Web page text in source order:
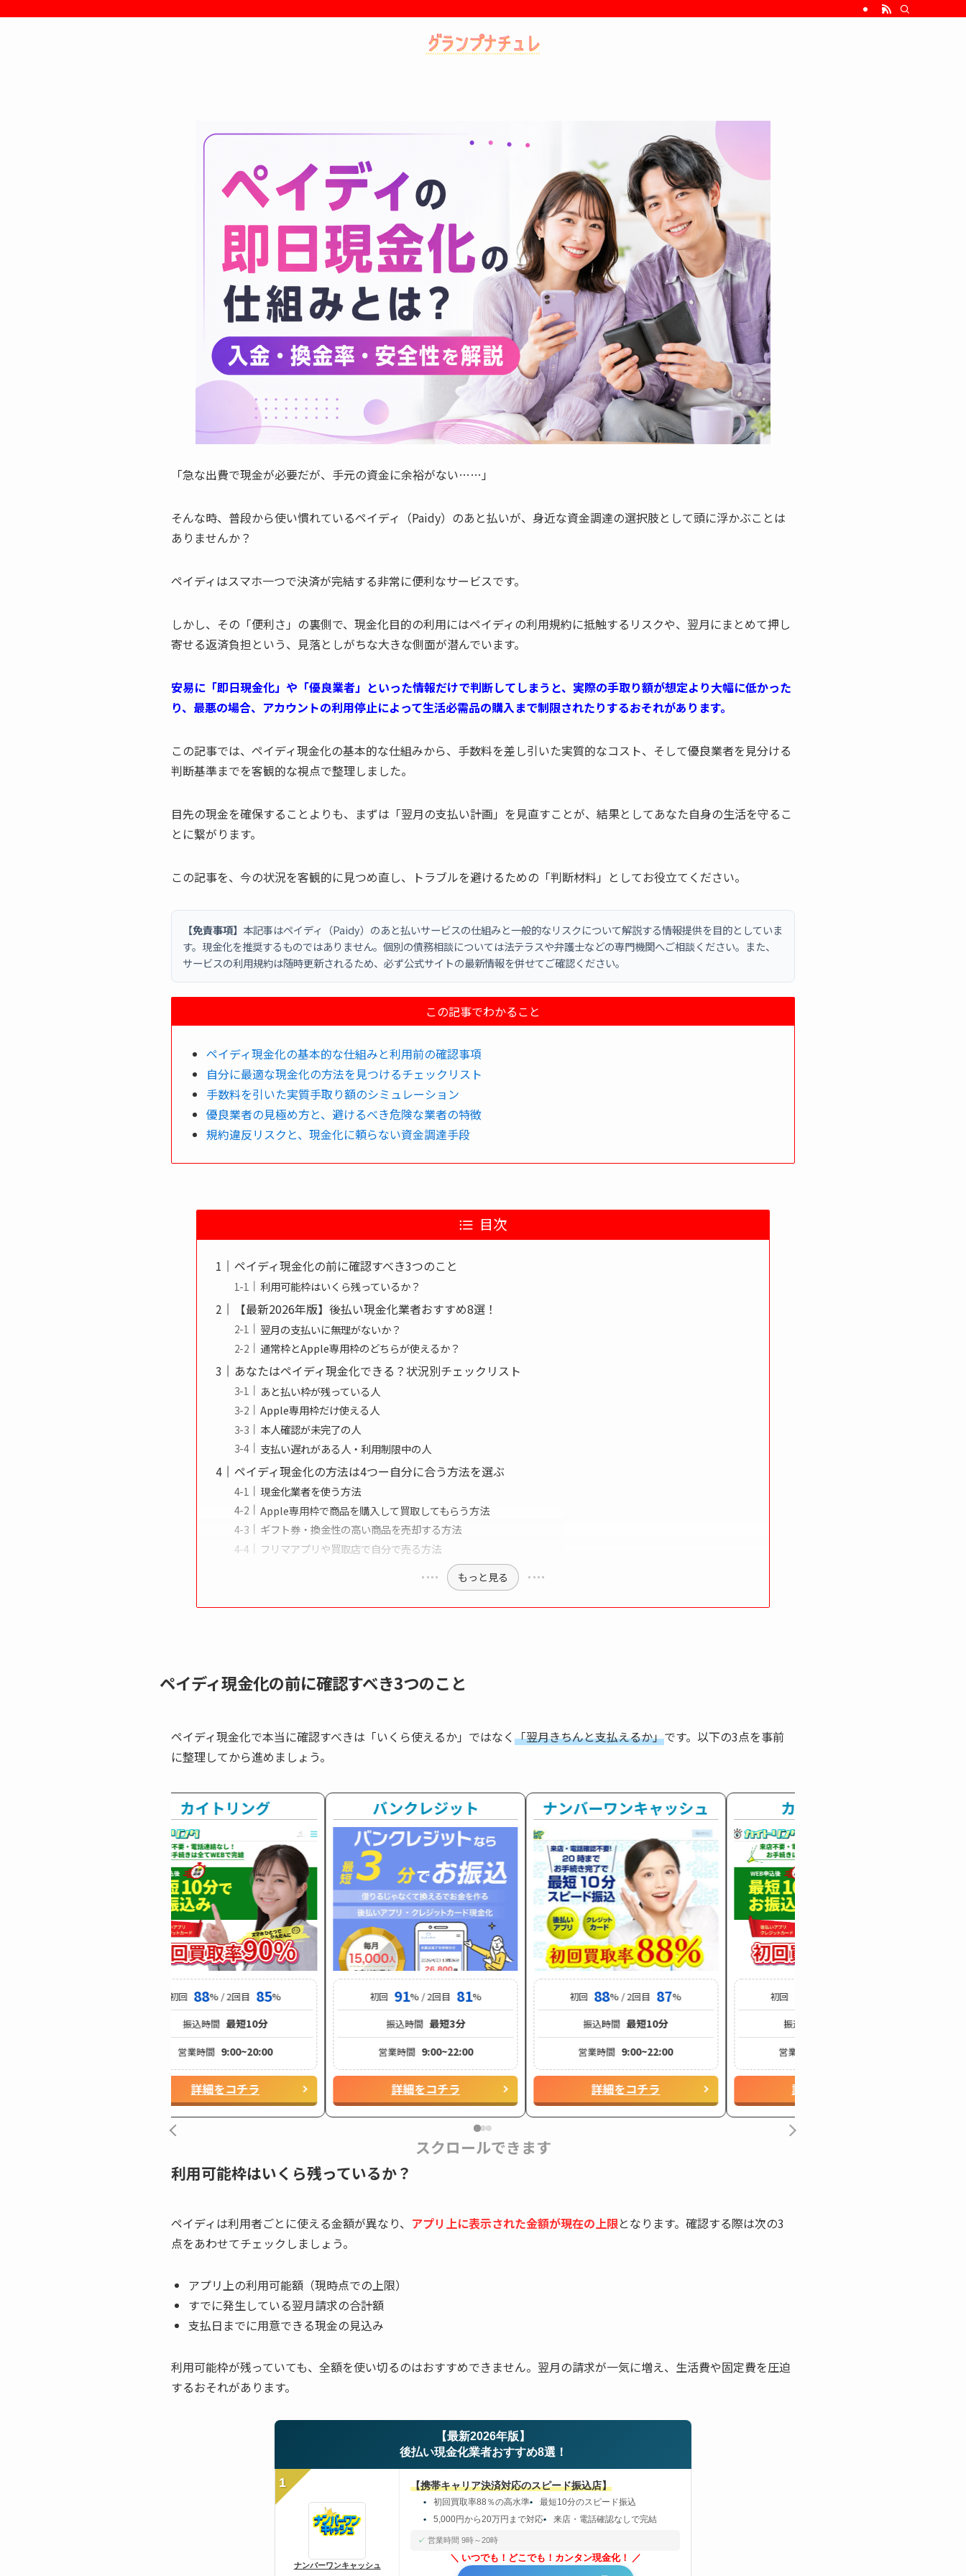
「急な出費で現金が必要だが、手元の資金に余裕がない……」
そんな時、普段から使い慣れているペイディ（Paidy）のあと払いが、身近な資金調達の選択肢として頭に浮かぶことは
ありませんか？
ペイディはスマホ一つで決済が完結する非常に便利なサービスです。
しかし、その「便利さ」の裏側で、現金化目的の利用にはペイディの利用規約に抵触するリスクや、翌月にまとめて押し
寄せる返済負担という、見落としがちな大きな側面が潜んでいます。
安易に「即日現金化」や「優良業者」といった情報だけで判断してしまうと、実際の手取り額が想定より大幅に低かった
り、最悪の場合、アカウントの利用停止によって生活必需品の購入まで制限されたりするおそれがあります。
この記事では、ペイディ現金化の基本的な仕組みから、手数料を差し引いた実質的なコスト、そして優良業者を見分ける
判断基準までを客観的な視点で整理しました。
目先の現金を確保することよりも、まずは「翌月の支払い計画」を見直すことが、結果としてあなた自身の生活を守るこ
とに繋がります。
この記事を、今の状況を客観的に見つめ直し、トラブルを避けるための「判断材料」としてお役立てください。
【免責事項】 本記事はペイディ（Paidy）のあと払いサービスの仕組みと一般的なリスクについて解説する情報提供を目的としていま
す。現金化を推奨するものではありません。個別の債務相談については法テラスや弁護士などの専門機関へご相談ください。また、
サービスの利用規約は随時更新されるため、必ず公式サイトの最新情報を併せてご確認ください。
この記事でわかること
ペイディ現金化の基本的な仕組みと利用前の確認事項
自分に最適な現金化の方法を見つけるチェックリスト
手数料を引いた実質手取り額のシミュレーション
優良業者の見極め方と、避けるべき危険な業者の特徴
規約違反リスクと、現金化に頼らない資金調達手段
目次
ペイディ現金化の前に確認すべき3つのこと
利用可能枠はいくら残っているか？
【最新2026年版】後払い現金化業者おすすめ8選！
翌月の支払いに無理がないか？
通常枠とApple専用枠のどちらが使えるか？
あなたはペイディ現金化できる？状況別チェックリスト
あと払い枠が残っている人
Apple専用枠だけ使える人
本人確認が未完了の人
支払い遅れがある人・利用制限中の人
ペイディ現金化の方法は4つー自分に合う方法を選ぶ
現金化業者を使う方法
Apple専用枠で商品を購入して買取してもらう方法
ギフト券・換金性の高い商品を売却する方法
フリマアプリや買取店で自分で売る方法
もっと見る
ペイディ現金化の前に確認すべき3つのこと
ペイディ現金化で本当に確認すべきは「いくら使えるか」ではなく「翌月きちんと支払えるか」です。以下の3点を事前
に整理してから進めましょう。
カイトリング
初回 88% / 2回目 85%
振込時間 最短10分
営業時間 9:00~20:00
詳細をコチラ
バンクレジット
初回 91% / 2回目 81%
振込時間 最短3分
営業時間 9:00~22:00
詳細をコチラ
ナンバーワンキャッシュ
初回 88% / 2回目 87%
振込時間 最短10分
営業時間 9:00~22:00
詳細をコチラ
カイトリング
初回
振込時間
営業時間
詳細をコチラ
スクロールできます
利用可能枠はいくら残っているか？
ペイディは利用者ごとに使える金額が異なり、 アプリ上に表示された金額が現在の上限となります。確認する際は次の3
点をあわせてチェックしましょう。
アプリ上の利用可能額（現時点での上限）
すでに発生している翌月請求の合計額
支払日までに用意できる現金の見込み
利用可能枠が残っていても、全額を使い切るのはおすすめできません。翌月の請求が一気に増え、生活費や固定費を圧迫
するおそれがあります。
【最新2026年版】
後払い現金化業者おすすめ8選！
1
ナンバーワンキャッシュ
【携帯キャリア決済対応のスピード振込店】
初回買取率88％の高水準
最短10分のスピード振込
5,000円から20万円まで対応
来店・電話確認なしで完結
営業時間 9時～20時
いつでも！どこでも！カンタン現金化！